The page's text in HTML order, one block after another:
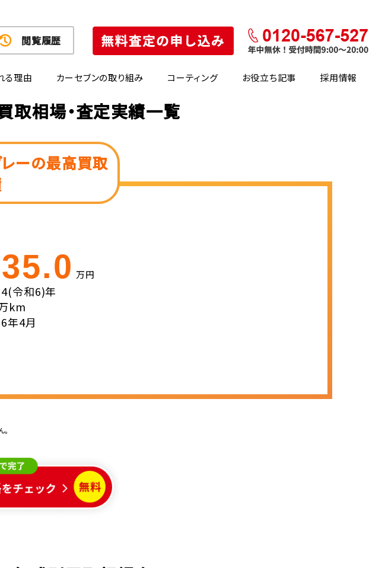
る理由 カーセブンの取り組み コーティング お役立ち記事 採用情報
閲覧履歴
取相場・査定実績一覧
ーの最高買取
万円
令和6)年
km
年4月